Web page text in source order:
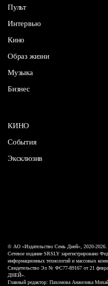
Пульт
Интервью
Кино
Образ жизни
Музыка
Бизнес
КИНО
События
Эксклюзив
© АО «Издательство Семь Дней», 2020-
Сетевое издание SRSLY зарегистрировано
информационных технологий и массовых
Свидетельство Эл № ФС77-89167 от 21
ДНЕЙ».
Главный редактор: Пахомова Анжелика